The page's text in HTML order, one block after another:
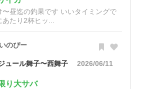
〜昼迄の釣果です いいタイミングで
あたり2杯ヒッ...
いのぴー
ュール舞子〜西舞子
2026/06/11
り大サバ